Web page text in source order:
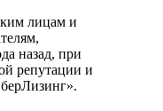
лицам и
назад, при
репутации и